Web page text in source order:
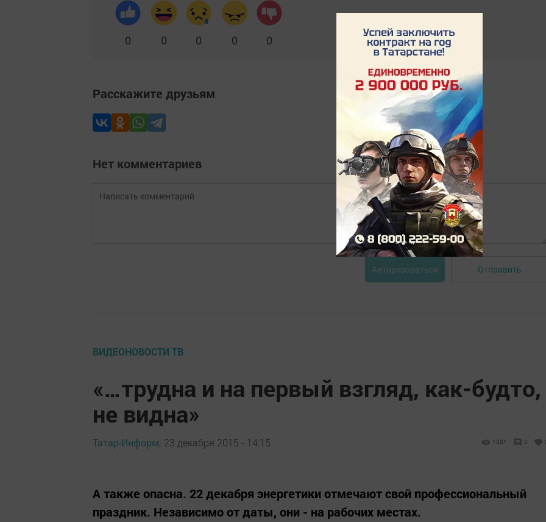
0 0 0 0 0
Расскажите друзьям
Нет комментариев
Авторизоваться Отправить
ВИДЕОНОВОСТИ ТВ
«…трудна и на первый взгляд, как-будто,
не видна»
Татар-Информ, 23 декабря 2015 - 14:15 1081 0
А также опасна. 22 декабря энергетики отмечают свой профессиональный
праздник. Независимо от даты, они - на рабочих местах.